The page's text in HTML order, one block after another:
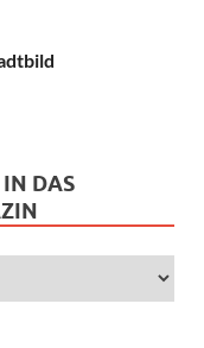
IN DAS